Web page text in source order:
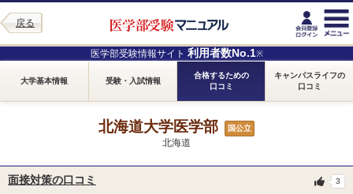
戻る
医学部受験情報サイト 利用者数No.1※
大学基本情報 受験・入試情報
合格するための
口コミ
キャンパスライフの
口コミ
北海道大学医学部 国公立
北海道
面接対策の口コミ 3